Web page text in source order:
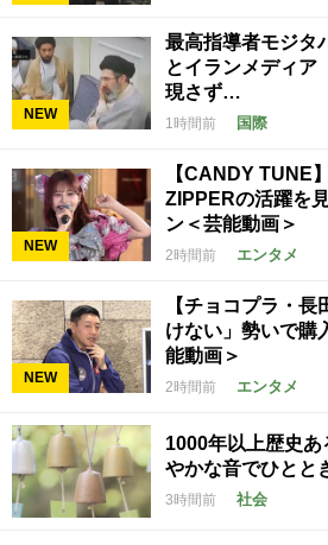
NEW
最高指導者モジタ
とイランメディ
現さず…
1時間前 国際
NEW
【CANDY TUNE
ZIPPERの活躍を
ン＜芸能動画＞
2時間前 エンタメ
NEW
【チョコプラ・
けない」勢いで購
能動画＞
2時間前 エンタメ
1000年以上歴史
やかな音でひと
3時間前 社会